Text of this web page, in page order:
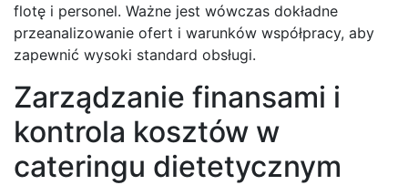
flotę i personel. Ważne jest wówczas dokładne
przeanalizowanie ofert i warunków współpracy, aby
zapewnić wysoki standard obsługi.
Zarządzanie finansami i
kontrola kosztów w
cateringu dietetycznym